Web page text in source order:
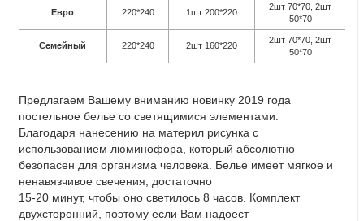
Евро 220*240 1шт 200*220
2шт 70*70, 2шт
50*70
Семейный 220*240 2шт 160*220
2шт 70*70, 2шт
50*70
Предлагаем Вашему вниманию новинку 2019 года
постельное белье со светящимися элементами.
Благодаря нанесению на материл рисунка с
использованием люминофора, который абсолютно
безопасен для организма человека. Белье имеет мягкое и
ненавязчивое свечения, достаточно
15-20 минут, чтобы оно светилось 8 часов. Комплект
двухсторонний, поэтому если Вам надоест